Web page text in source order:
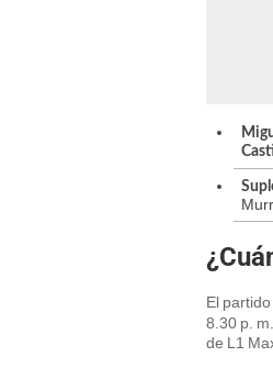
El
8.30 p.
de L1